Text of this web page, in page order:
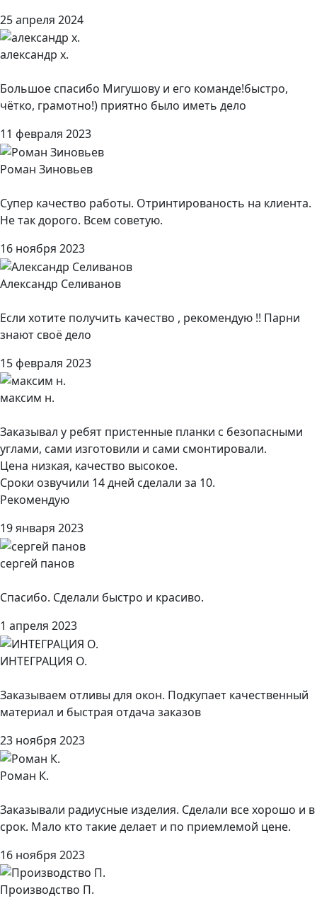
25 апреля 2024
александр х.
Большое спасибо Мигушову и его команде!быстро,
чётко, грамотно!) приятно было иметь дело
11 февраля 2023
Роман Зиновьев
Супер качество работы. Отринтированость на клиента.
Не так дорого. Всем советую.
16 ноября 2023
Александр Селиванов
Если хотите получить качество , рекомендую !! Парни
знают своё дело
15 февраля 2023
максим н.
Заказывал у ребят пристенные планки с безопасными
углами, сами изготовили и сами смонтировали.
Цена низкая, качество высокое.
Сроки озвучили 14 дней сделали за 10.
Рекомендую
19 января 2023
сергей панов
Спасибо. Сделали быстро и красиво.
1 апреля 2023
ИНТЕГРАЦИЯ О.
Заказываем отливы для окон. Подкупает качественный
материал и быстрая отдача заказов
23 ноября 2023
Роман К.
Заказывали радиусные изделия. Сделали все хорошо и в
срок. Мало кто такие делает и по приемлемой цене.
16 ноября 2023
Производство П.